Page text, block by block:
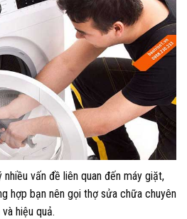
vấn đề liên quan đến máy giặt,
hợp bạn nên gọi thợ sửa chữa chuyên
hiệu quả.